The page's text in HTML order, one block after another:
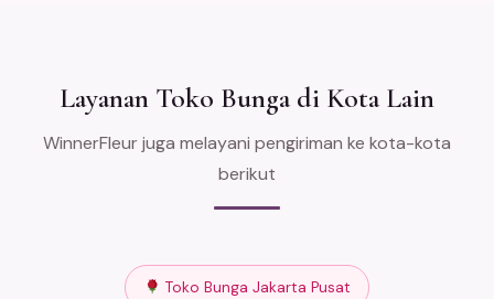
Layanan Toko Bunga di Kota Lain
WinnerFleur juga melayani pengiriman ke kota-kota
berikut
Toko Bunga Jakarta Pusat